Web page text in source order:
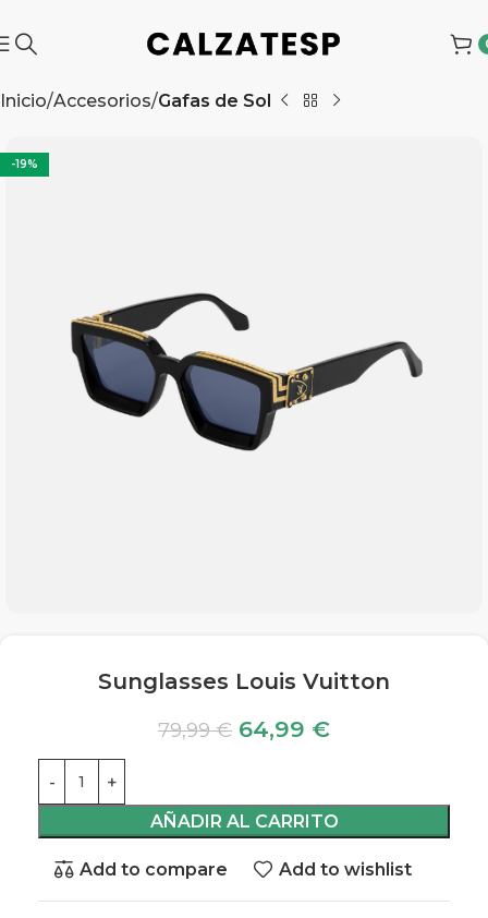
Inicio Accesorios Gafas de Sol
-19%
Sunglasses Louis Vuitton
79,99€ 64,99 €
AÑADIR AL CARRITO
Add to compare Add to wishlist